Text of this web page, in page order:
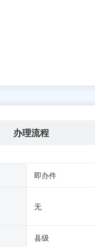
办理流程
即办件
无
县级